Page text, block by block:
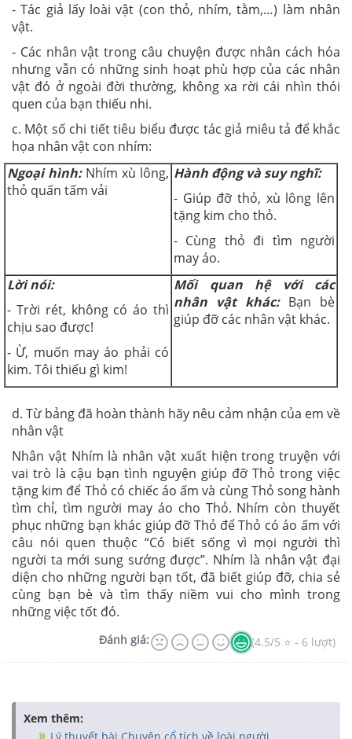
- Tác giả lấy loài vật (con thỏ, nhím, tằm,…) làm nhân
vật.
- Các nhân vật trong câu chuyện được nhân cách hóa
nhưng vẫn có những sinh hoạt phù hợp của các nhân
vật đó ở ngoài đời thường, không xa rời cái nhìn thói
quen của bạn thiếu nhi.
c. Một số chi tiết tiêu biểu được tác giả miêu tả để khắc
họa nhân vật con nhím:
Ngoại hình:Nhím xù lông,
thỏ quấn tấm vải
Hành động và suy nghĩ:
- Giúp đỡ thỏ, xù lông lên
tặng kim cho thỏ.
- Cùng thỏ đi tìm người
may áo.
Lời nói:
- Trời rét, không có áo thì
chịu sao được!
- Ừ, muốn may áo phải có
kim. Tôi thiếu gì kim!
Mối quan hệ với các
nhân vật khác:Bạn bè
giúp đỡ các nhân vật khác.
d. Từ bảng đã hoàn thành hãy nêu cảm nhận của em về
nhân vật
Nhân vật Nhím là nhân vật xuất hiện trong truyện với
vai trò là cậu bạn tình nguyện giúp đỡ Thỏ trong việc
tặng kim để Thỏ có chiếc áo ấm và cùng Thỏ song hành
tìm chỉ, tìm người may áo cho Thỏ. Nhím còn thuyết
phục những bạn khác giúp đỡ Thỏ để Thỏ có áo ấm với
câu nói quen thuộc “Có biết sống vì mọi người thì
người ta mới sung sướng được”. Nhím là nhân vật đại
diện cho những người bạn tốt, đã biết giúp đỡ, chia sẻ
cùng bạn bè và tìm thấy niềm vui cho mình trong
những việc tốt đó.
Đánh giá: (4.5/5 ⭐ - 6 lượt)
Xem thêm: